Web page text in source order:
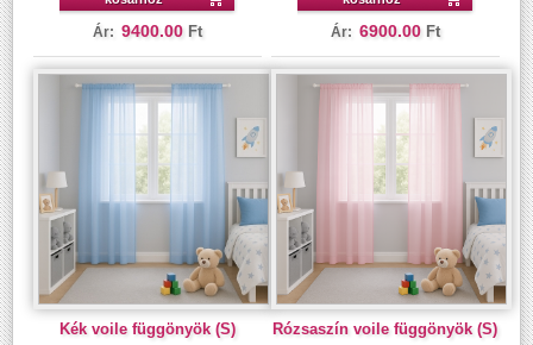
Ár: 9400.00 Ft Ár: 6900.00 Ft
Kék voile függönyök (S) Rózsaszín voile függönyök (S)